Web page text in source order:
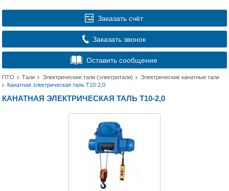
Заказать счёт
Заказать звонок
Оставить сообщение
ПТО Тали Электрические тали (электротали)
Электрические канатные тали
Канатная электрическая таль Т10-2,0
КАНАТНАЯ ЭЛЕКТРИЧЕСКАЯ ТАЛЬ Т10-2,0